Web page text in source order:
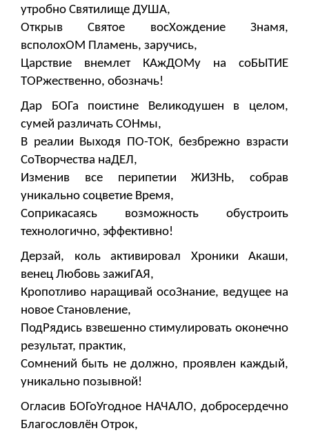
утробно Святилище ДУША,
Открыв Святое восХождение Знамя,
всполохОМ Пламень, заручись,
Царствие внемлет КАжДОМу на соБЫТИЕ
ТОРжественно, обозначь!
Дар БОГа поистине Великодушен в целом,
сумей различать СОНмы,
В реалии Выходя ПО-ТОК, безбрежно взрасти
СоТворчества наДЕЛ,
Изменив все перипетии ЖИЗНЬ, собрав
уникально соцветие Время,
Соприкасаясь возможность обустроить
технологично, эффективно!
Дерзай, коль активировал Хроники Акаши,
венец Любовь зажиГАЯ,
Кропотливо наращивай осоЗнание, ведущее на
новое Становление,
ПодРядись взвешенно стимулировать оконечно
результат, практик,
Сомнений быть не должно, проявлен каждый,
уникально позывной!
Огласив БОГоУгодное НАЧАЛО, добросердечно
Благословлён Отрок,